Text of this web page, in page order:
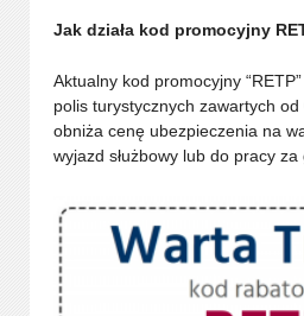
Jak działa kod promocyjny
Aktualny kod promocyjny
polis turystycznych zawartych
obniża cenę ubezpieczenia na
wyjazd służbowy lub do pracy za